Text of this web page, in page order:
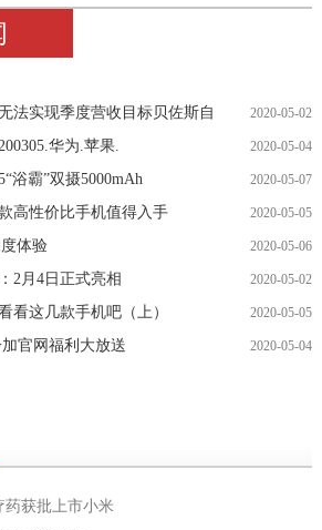
法实现季度营收目标贝佐斯自 2020-05-02
华为.苹果. 2020-05-04
浴霸”双摄5000mAh 2020-05-07
高性价比手机值得入手 2020-05-05
体验 2020-05-06
2月4日正式亮相 2020-05-02
看这几款手机吧（上） 2020-05-05
官网福利大放送 2020-05-04
获批上市小米